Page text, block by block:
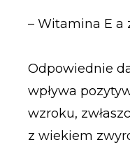
– Witamina E a
Odpowiednie
wpływa
wzroku,
z wiekiem